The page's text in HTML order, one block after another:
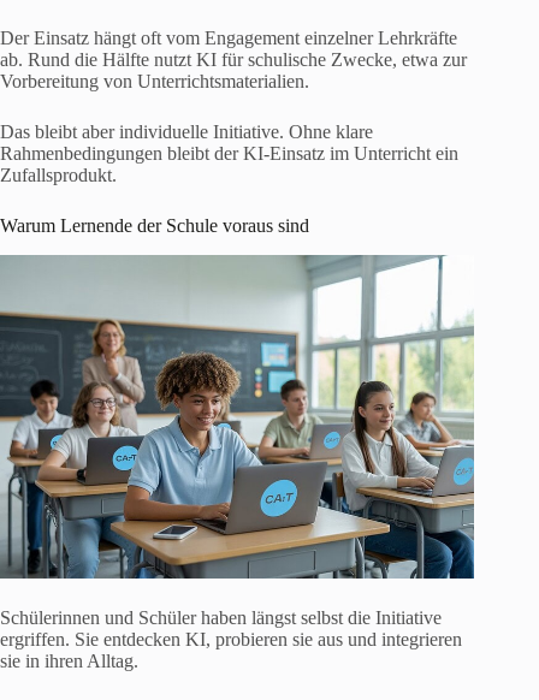
Der Einsatz hängt oft vom Engagement einzelner Lehrkräfte
ab. Rund die Hälfte nutzt KI für schulische Zwecke, etwa zur
Vorbereitung von Unterrichtsmaterialien.
Das bleibt aber individuelle Initiative. Ohne klare
Rahmenbedingungen bleibt der KI-Einsatz im Unterricht ein
Zufallsprodukt.
Warum Lernende der Schule voraus sind
Schülerinnen und Schüler haben längst selbst die Initiative
ergriffen. Sie entdecken KI, probieren sie aus und integrieren
sie in ihren Alltag.